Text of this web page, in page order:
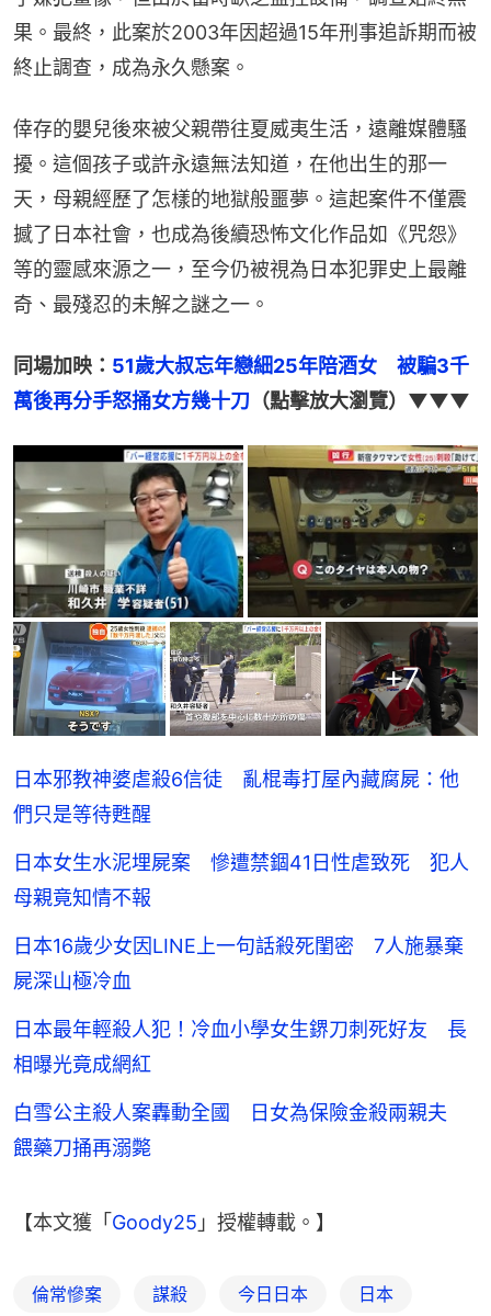
果。最終，此案於2003年因超過15年刑事追訴期而被
終止調查，成為永久懸案。
倖存的嬰兒後來被父親帶往夏威夷生活，遠離媒體騷
擾。這個孩子或許永遠無法知道，在他出生的那一
天，母親經歷了怎樣的地獄般噩夢。這起案件不僅震
撼了日本社會，也成為後續恐怖文化作品如《咒怨》
等的靈感來源之一，至今仍被視為日本犯罪史上最離
奇、最殘忍的未解之謎之一。
同場加映： 51歲大叔忘年戀細25年陪酒女　被騙3千
萬後再分手怒捅女方幾十刀 （點擊放大瀏覽）▼▼▼
+7
日本邪教神婆虐殺6信徒 亂棍毒打屋內藏腐屍：他
們只是等待甦醒
日本女生水泥埋屍案 慘遭禁錮41日性虐致死 犯人
母親竟知情不報
日本16歲少女因LINE上一句話殺死閨密 7人施暴棄
屍深山極冷血
日本最年輕殺人犯！冷血小學女生鎅刀刺死好友 長
相曝光竟成網紅
白雪公主殺人案轟動全國 日女為保險金殺兩親夫
餵藥刀捅再溺斃
【本文獲「 Goody25 」授權轉載。】
倫常慘案 謀殺 今日日本 日本